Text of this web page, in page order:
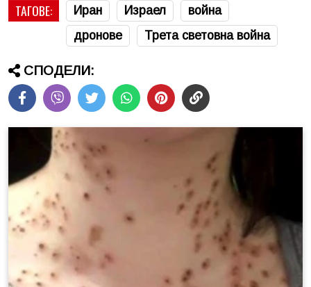
ТАГОВЕ: Иран Израел
война
дронове
Трета световна война
СПОДЕЛИ: